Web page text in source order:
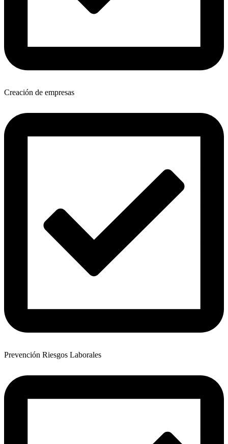
Creación de empresas
Prevención Riesgos Laborales